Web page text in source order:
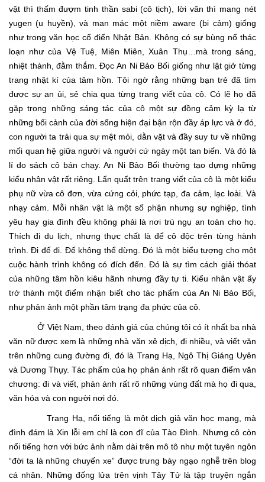
vật thì thấm đượm tinh thần sabi (cô tịch), lời văn thì mang nét
yugen (u huyền), và man mác một niềm aware (bi cảm) giống
như trong văn học cổ điển Nhật Bản. Không có sự bùng nổ thác
loạn như của Vệ Tuệ, Miên Miên, Xuân Thụ…mà trong sáng,
nhiệt thành, đằm thắm. Đọc An Ni Bảo Bối giống như lật giở từng
trang nhật kí của tâm hồn. Tôi ngờ rằng những bạn trẻ đã tìm
được sự an ủi, sẻ chia qua từng trang viết của cô. Có lẽ họ đã
gặp trong những sáng tác của cô một sự đồng cảm kỳ lạ từ
những bối cảnh của đời sống hiện đại bận rộn đầy áp lực và ở đó,
con người ta trải qua sự mệt mỏi, dằn vặt và đầy suy tư về những
mối quan hệ giữa người và người cứ ngày một tan biến. Và đó là
lí do sách cô bán chạy. An Ni Bảo Bối thường tạo dựng những
kiểu nhân vật rất riêng. Lẩn quất trên trang viết của cô là một kiểu
phụ nữ vừa cô đơn, vừa cứng cỏi, phức tạp, đa cảm, lạc loài. Và
nhạy cảm. Mỗi nhân vật là một số phận nhưng sự nghiệp, tình
yêu hay gia đình đều không phải là nơi trú ngụ an toàn cho họ.
Thích đi du lịch, nhưng thực chất là để cô độc trên từng hành
trình. Đi để đi. Để không thể dừng. Đó là một biểu tượng cho một
cuộc hành trình không có đích đến. Đó là sự tìm cách giải thóat
của những tâm hồn kiêu hãnh nhưng đầy tự ti. Kiểu nhân vật ấy
trở thành một điểm nhận biết cho tác phẩm của An Ni Bảo Bối,
như phản ảnh một phần tâm trạng đa phức của cô.
Ở Việt Nam, theo đánh giá của chúng tôi có ít nhất ba nhà
văn nữ được xem là những nhà văn xê dịch, đi nhiều, và viết văn
trên những cung đường đi, đó là Trang Hạ, Ngô Thị Giáng Uyên
và Dương Thụy. Tác phẩm của họ phản ánh rất rõ quan điểm văn
chương: đi và viết, phản ánh rất rõ những vùng đất mà họ đi qua,
văn hóa và con người nơi đó.
Trang Hạ, nổi tiếng là một dịch giả văn học mạng, mà
đình đám là Xin lỗi em chỉ là con đĩ của Tào Đình. Nhưng cô còn
nổi tiếng hơn với bức ảnh nằm dài trên mô tô như một tuyên ngôn
“đời ta là những chuyến xe” được trưng bày ngạo nghễ trên blog
cá nhân. Những đống lửa trên vịnh Tây Tử là tập truyện ngắn